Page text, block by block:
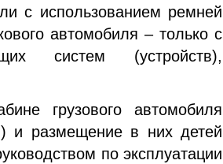
с использованием ремней
автомобиля – только с
систем (устройств),
грузового автомобиля
и размещение в них детей
по эксплуатации